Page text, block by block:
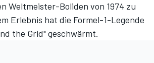
Weltmeister-Boliden von 1974 zu
Erlebnis hat die Formel-1-Legende
the Grid" geschwärmt.